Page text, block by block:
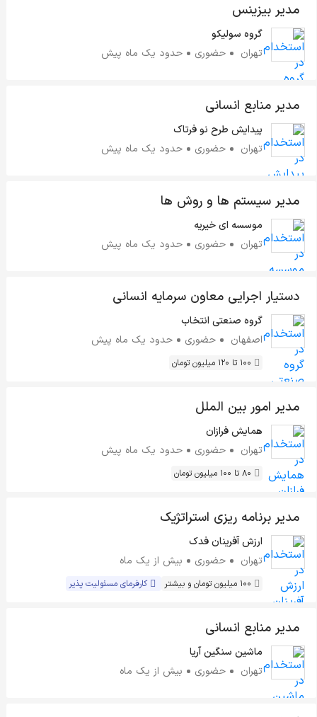
مدیر بیزینس
گروه سولیکو
تهران
حضوری حدود یک ماه پیش
مدیر منابع انسانی
پیدایش طرح نو فرتاک
تهران
حضوری حدود یک ماه پیش
مدیر سیستم ها و روش ها
موسسه ای خیریه
تهران
حضوری حدود یک ماه پیش
دستیار اجرایی معاون سرمایه انسانی
گروه صنعتی انتخاب
اصفهان
حضوری حدود یک ماه پیش
100 تا 120 میلیون تومان
مدیر امور بین الملل
همایش فرازان
تهران
حضوری حدود یک ماه پیش
80 تا 100 میلیون تومان
مدیر برنامه ریزی استراتژیک
ارزش آفرینان فدک
تهران
حضوری بیش از یک ماه
100 میلیون تومان و بیشتر کارفرمای مسئولیت پذیر
مدیر منابع انسانی
ماشین سنگین آریا
تهران
حضوری بیش از یک ماه